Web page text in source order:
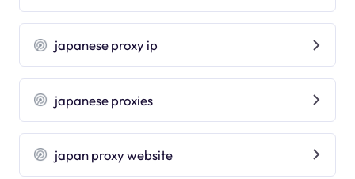
japanese proxy ip
japanese proxies
japan proxy website